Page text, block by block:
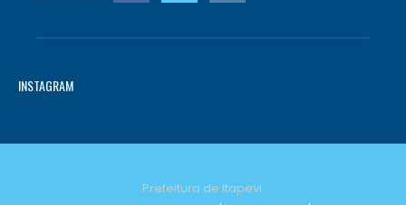
INSTAGRAM
Prefeitura de Itapevi.